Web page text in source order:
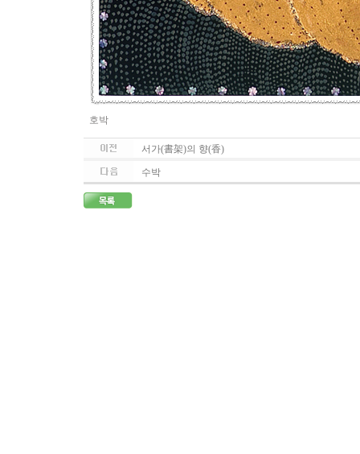
호박
서가(書架)의 향(香)
수박